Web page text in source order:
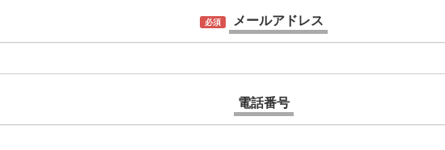
必須 メールアドレス
電話番号